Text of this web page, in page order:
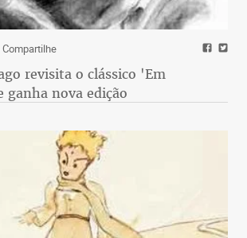
Compartilhe
revisita o clássico 'Em
ganha nova edição